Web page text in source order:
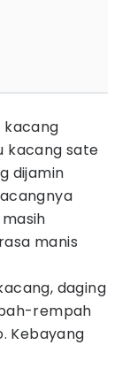
kacang
kacang sate
dijamin
manis
daging
rempah
Kebayang